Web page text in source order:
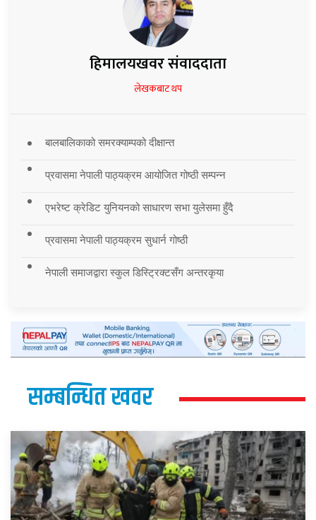
हिमालयखवर संवाददाता
लेखकबाट थप
बालबालिकाको समरक्याम्पको दीक्षान्त
प्रवासमा नेपाली पाठ्यक्रम आयोजित गोष्ठी सम्पन्न
एभरेष्ट क्रेडिट युनियनको साधारण सभा युलेसमा हुँदै
प्रवासमा नेपाली पाठ्यक्रम सुधार्न गोष्ठी
नेपाली समाजद्वारा स्कुल डिस्ट्रिक्टसँग अन्तरकृया
सम्बन्धित खवर